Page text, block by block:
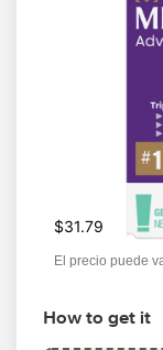
$31.79
El precio puede
How to get it